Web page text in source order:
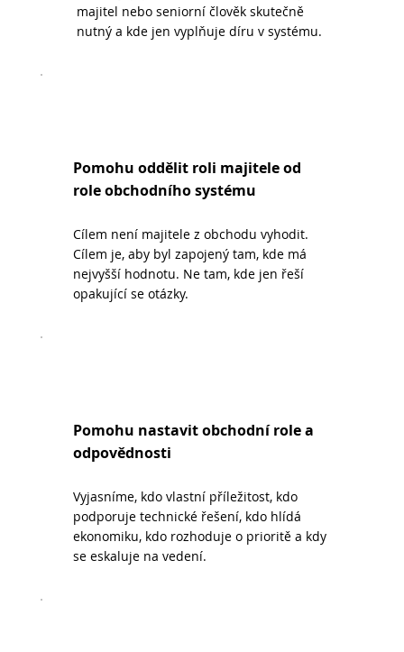
majitel nebo seniorní člověk skutečně
nutný a kde jen vyplňuje díru v systému.
Pomohu oddělit roli majitele od
role obchodního systému
Cílem není majitele z obchodu vyhodit.
Cílem je, aby byl zapojený tam, kde má
nejvyšší hodnotu. Ne tam, kde jen řeší
opakující se otázky.
Pomohu nastavit obchodní role a
odpovědnosti
Vyjasníme, kdo vlastní příležitost, kdo
podporuje technické řešení, kdo hlídá
ekonomiku, kdo rozhoduje o prioritě a kdy
se eskaluje na vedení.